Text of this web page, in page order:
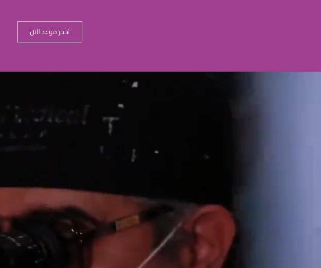
احجز موعد الان